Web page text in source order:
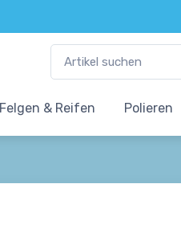
Felgen & Reifen Polieren